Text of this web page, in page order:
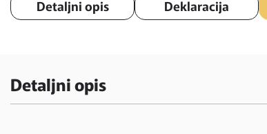
Detaljni opis Deklaracija
Detaljni opis